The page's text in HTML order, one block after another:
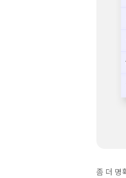
좀 더 명